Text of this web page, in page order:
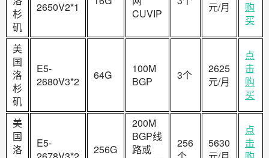
杉
矶
2650V2*1
CUVIP
元/月
购
买
美
国
洛
杉
矶
E5-
2680V3*2
64G
100M
BGP
3个
2625
元/月
点
击
购
买
美
国
洛
E5-
256G
200M
BGP线
路或
256
5630
点
击